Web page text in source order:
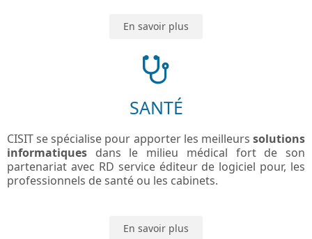
En savoir plus
SANTÉ
CISIT se spécialise pour apporter les meilleurs solutions
informatiques dans le milieu médical fort de son
partenariat avec RD service éditeur de logiciel pour, les
professionnels de santé ou les cabinets.
En savoir plus